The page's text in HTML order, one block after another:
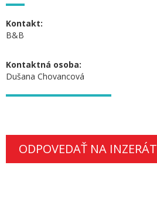
Kontakt:
B&B
Kontaktná osoba:
Dušana Chovancová
ODPOVEDAŤ NA INZERÁT